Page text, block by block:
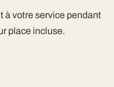
à votre service pendant
place incluse.